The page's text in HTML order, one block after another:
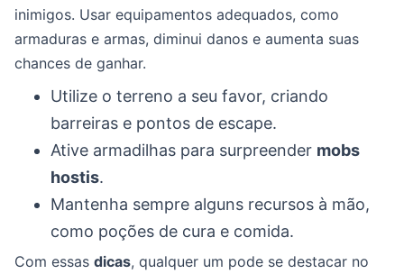
inimigos. Usar equipamentos adequados, como
armaduras e armas, diminui danos e aumenta suas
chances de ganhar.
Utilize o terreno a seu favor, criando
barreiras e pontos de escape.
Ative armadilhas para surpreender mobs
hostis.
Mantenha sempre alguns recursos à mão,
como poções de cura e comida.
Com essas dicas, qualquer um pode se destacar no